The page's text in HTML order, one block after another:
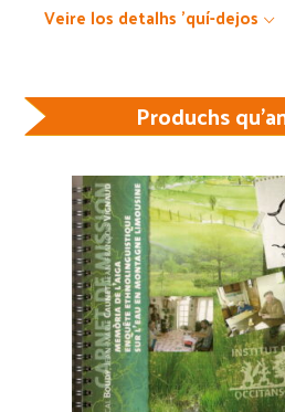
Veire los detalhs 'quí-dejos
Produchs